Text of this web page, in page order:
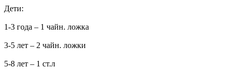
Дети:
1-3 года – 1 чайн. ложка
3-5 лет – 2 чайн. ложки
5-8 лет – 1 ст.л